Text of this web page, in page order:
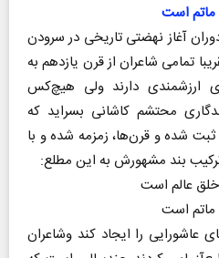
ماتم است
آغاز نهضتی تاریخی در سرودن
تمامی شاعران از قرن یازدهم به
ارزشمندی دارند ولی هیچ‌کس
محتشم کاشانی بسراید که
شده و قرن‌ها، زمزمه شده و با
بند مشهورش به این مطلع:
عالم است
ماتم است
عاشورایی را ایجاد کند وشاعران